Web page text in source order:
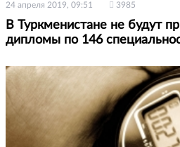
24 апреля 2019, 09:51 3985
В Туркменистане не будут
дипломы по 146